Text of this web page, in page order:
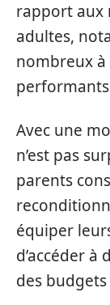
rapport aux
adultes,
nombreux
Avec une
n’est pas
parents
équiper
d’accéder
des